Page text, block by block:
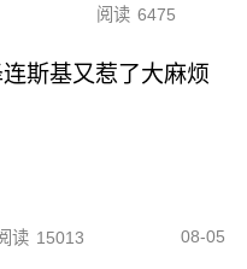
阅读 6475
斯基又惹了大麻烦
读 15013 08-05